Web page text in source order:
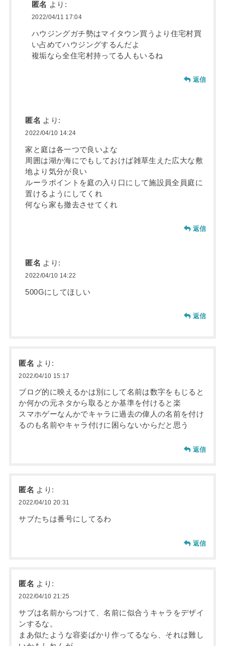
匿名 より:
2022/04/11 17:04
ハウジングガチ勢はマイタウン買うより住宅村買
い占めてハウジングするんだよ
複垢なら全住宅村持ってる人もいるね
返信
匿名 より:
2022/04/10 14:24
家と庭は各一つで良いよな
周囲は湖か海にでもしておけば雑草生えた広大な敷
地より気分が良い
ルーラポイントを庭の入り口にして施設員全員庭に
置けるようにしてくれ
何なら家も撤去させてくれ
返信
匿名 より:
2022/04/10 14:22
500Gにしてほしい
返信
匿名 より:
2022/04/10 15:17
ブログ的に映えるかは別にして名前は数字をもじると
か何かの元ネタから取るとか基準を付けると楽
スマホゲーなんかでキャラに過去の偉人の名前を付け
るのも名前やキャラ付けに困らないからだと思う
返信
匿名 より:
2022/04/10 20:31
サブたちは番号にしてるわ
返信
匿名 より:
2022/04/10 21:25
サブは名前からつけて、名前に似合うキャラをデザイ
ンするな。
まあ似たような容姿ばかり作ってるなら、それは難し